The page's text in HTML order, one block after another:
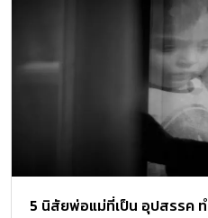
5 นิสัยพ่อแม่ที่เป็น อุปสรรค